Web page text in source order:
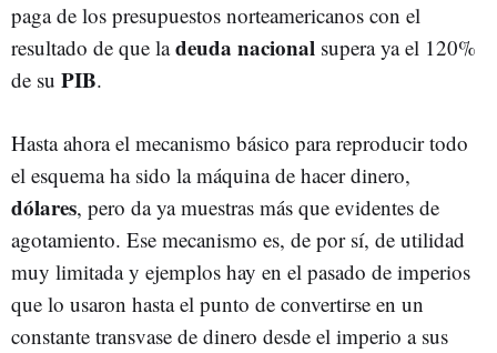
paga de los presupuestos norteamericanos con el
resultado de que ladeuda nacional supera ya el 120%
de su PIB.
Hasta ahora el mecanismo básico para reproducir todo
el esquema ha sido la máquina de hacer dinero,
dólares, pero da ya muestras más que evidentes de
agotamiento. Ese mecanismo es, de por sí, de utilidad
muy limitada y ejemplos hay en el pasado de imperios
que lo usaron hasta el punto de convertirse en un
constante transvase de dinero desde el imperio a sus